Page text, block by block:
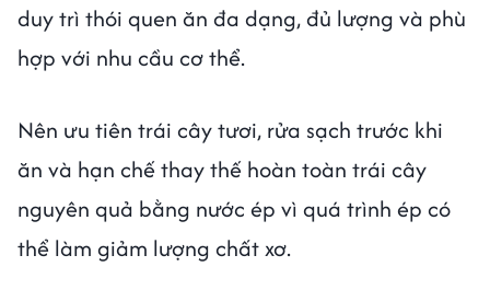
duy trì thói quen ăn đa dạng, đủ lượng và phù
hợp với nhu cầu cơ thể.
Nên ưu tiên trái cây tươi, rửa sạch trước khi
ăn và hạn chế thay thế hoàn toàn trái cây
nguyên quả bằng nước ép vì quá trình ép có
thể làm giảm lượng chất xơ.